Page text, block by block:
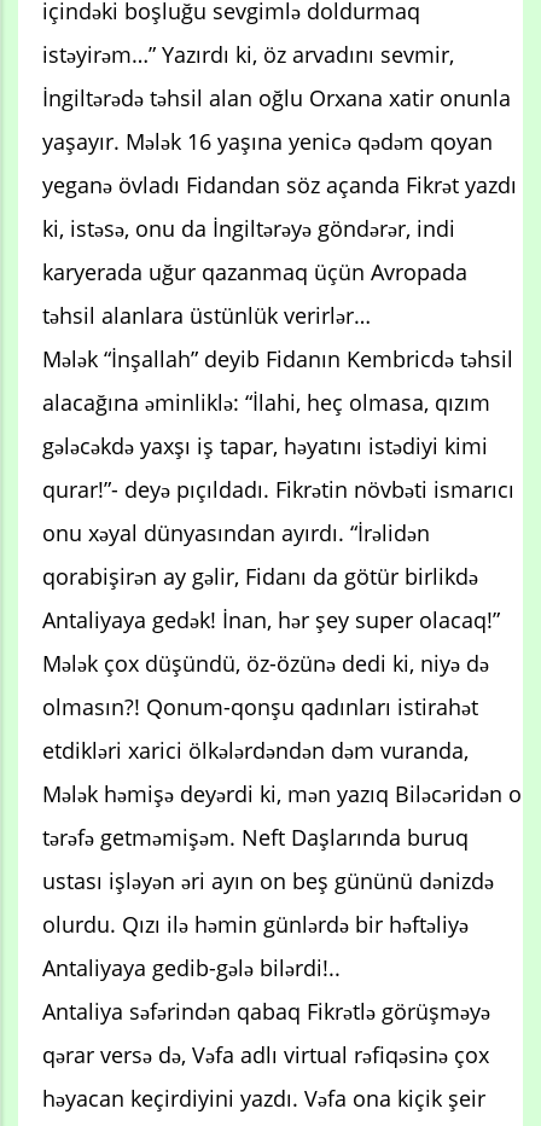
içindəki boşluğu sevgimlə doldurmaq
istəyirəm…” Yazırdı ki, öz arvadını sevmir,
İngiltərədə təhsil alan oğlu Orxana xatir onunla
yaşayır. Mələk 16 yaşına yenicə qədəm qoyan
yeganə övladı Fidandan söz açanda Fikrət yazdı
ki, istəsə, onu da İngiltərəyə göndərər, indi
karyerada uğur qazanmaq üçün Avropada
təhsil alanlara üstünlük verirlər…
Mələk “İnşallah” deyib Fidanın Kembricdə təhsil
alacağına əminliklə: “İlahi, heç olmasa, qızım
gələcəkdə yaxşı iş tapar, həyatını istədiyi kimi
qurar!”- deyə pıçıldadı. Fikrətin növbəti ismarıcı
onu xəyal dünyasından ayırdı. “İrəlidən
qorabişirən ay gəlir, Fidanı da götür birlikdə
Antaliyaya gedək! İnan, hər şey super olacaq!”
Mələk çox düşündü, öz-özünə dedi ki, niyə də
olmasın?! Qonum-qonşu qadınları istirahət
etdikləri xarici ölkələrdəndən dəm vuranda,
Mələk həmişə deyərdi ki, mən yazıq Biləcəridən o
tərəfə getməmişəm. Neft Daşlarında buruq
ustası işləyən əri ayın on beş gününü dənizdə
olurdu. Qızı ilə həmin günlərdə bir həftəliyə
Antaliyaya gedib-gələ bilərdi!..
Antaliya səfərindən qabaq Fikrətlə görüşməyə
qərar versə də, Vəfa adlı virtual rəfiqəsinə çox
həyacan keçirdiyini yazdı. Vəfa ona kiçik şeir